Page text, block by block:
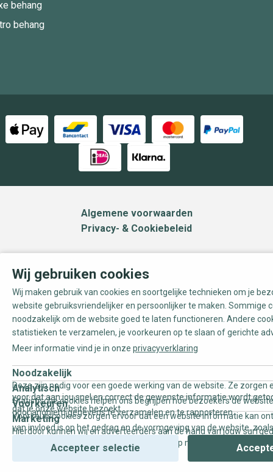
behang
behang
Algemene voorwaarden
Privacy- & Cookiebeleid
Wij gebruiken cookies
Wij maken gebruik van cookies en soortgelijke technieken om je
website gebruiksvriendelijker en persoonlijker te maken. Sommige
noodzakelijk om de website goed te laten functioneren. Andere
statistieken te verzamelen, je voorkeuren op te slaan of gerichte
Meer informatie vind je in onze privacyverklaring
Noodzakelijk
Deze zijn nodig voor een goede werking van de website. Ze zorgen
voor dat aan jou snel en correct de gewenste informatie wordt
dat je onze website bezoekt.
Analytisch
Statistische cookies helpen ons begrijpen hoe bezoekers de
door anoniem gegevens te verzamelen en te rapporteren.
Voorkeuren
Voorkeurscookies zorgen ervoor dat een website informatie kan
van invloed is op het gedrag en de vormgeving van de website,
Marketing
Hierdoor kunnen wij en adverteerders aan de hand van jouw
gepersonaliseerde online advertenties en op maat gemaakte
Accepteer selectie